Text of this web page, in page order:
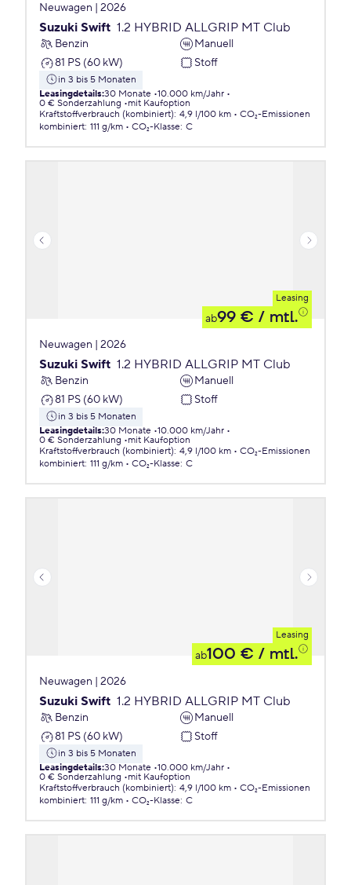
Neuwagen | 2026
Suzuki Swift 1.2 HYBRID ALLGRIP MT Club
Benzin
Manuell
81 PS (60 kW)
Stoff
in 3 bis 5 Monaten
Leasingdetails:30 Monate 10.000 km/Jahr
0 € Sonderzahlung
mit Kaufoption
Kraftstoffverbrauch (kombiniert): 4,9 l/100 km
CO₂-Emissionen
kombiniert: 111 g/km CO₂-Klasse: C
Leasing
ab99 € / mtl.
Neuwagen | 2026
Suzuki Swift 1.2 HYBRID ALLGRIP MT Club
Benzin
Manuell
81 PS (60 kW)
Stoff
in 3 bis 5 Monaten
Leasingdetails:30 Monate 10.000 km/Jahr
0 € Sonderzahlung
mit Kaufoption
Kraftstoffverbrauch (kombiniert): 4,9 l/100 km
CO₂-Emissionen
kombiniert: 111 g/km CO₂-Klasse: C
Leasing
ab100 € / mtl.
Neuwagen | 2026
Suzuki Swift 1.2 HYBRID ALLGRIP MT Club
Benzin
Manuell
81 PS (60 kW)
Stoff
in 3 bis 5 Monaten
Leasingdetails:30 Monate 10.000 km/Jahr
0 € Sonderzahlung
mit Kaufoption
Kraftstoffverbrauch (kombiniert): 4,9 l/100 km
CO₂-Emissionen
kombiniert: 111 g/km CO₂-Klasse: C